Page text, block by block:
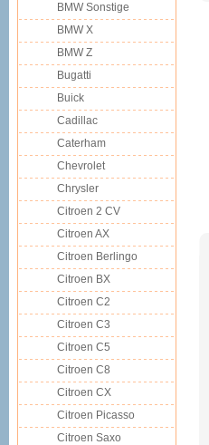
BMW Sonstige
BMW X
BMW Z
Bugatti
Buick
Cadillac
Caterham
Chevrolet
Chrysler
Citroen 2 CV
Citroen AX
Citroen Berlingo
Citroen BX
Citroen C2
Citroen C3
Citroen C5
Citroen C8
Citroen CX
Citroen Picasso
Citroen Saxo